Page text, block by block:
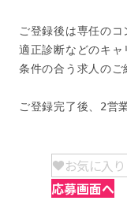
ご登録後は専任のコ
適正診断などのキャ
条件の合う求人の
ご登録完了後、2営
お気に入り
応募画面へ